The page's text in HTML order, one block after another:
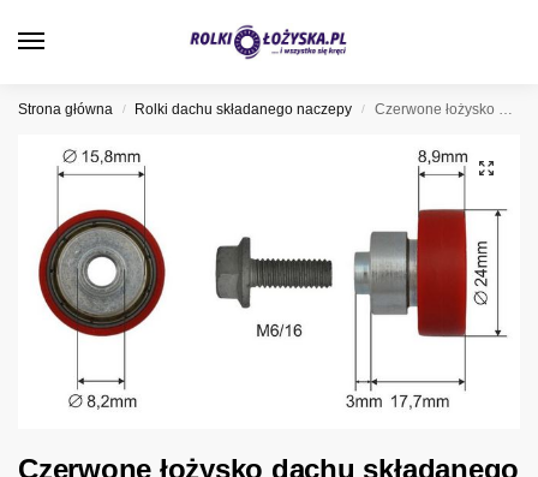
Strona główna / Rolki dachu składanego naczepy / Czerwone łożysko dachu składanego naczepy fi 24mm, 052020
Czerwone łożysko dachu składanego